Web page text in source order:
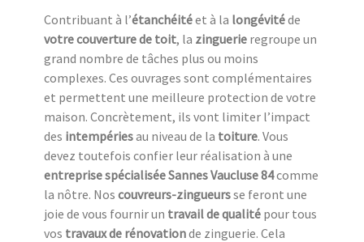
Contribuant à l’étanchéitéet à la longévitéde
votre couverture de toit, la zinguerie regroupe un
grand nombre de tâches plus ou moins
complexes. Ces ouvrages sont complémentaires
et permettent une meilleure protection de votre
maison. Concrètement, ils vont limiter l’impact
des intempériesau niveau de la toiture. Vous
devez toutefois confier leur réalisation à une
entreprise spécialisée Sannes Vaucluse 84comme
la nôtre. Nos couvreurs-zingueursse feront une
joie de vous fournir un travail de qualité pour tous
vos travaux de rénovationde zinguerie. Cela